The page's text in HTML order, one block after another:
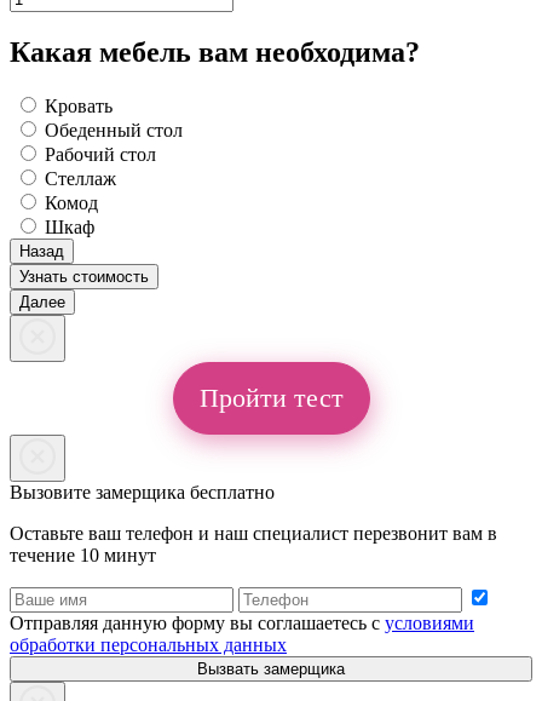
Какая мебель вам необходима?
Кровать
Обеденный стол
Рабочий стол
Стеллаж
Комод
Шкаф
Назад
Узнать стоимость
Далее
Пройти тест
Вызовите замерщика бесплатно
Оставьте ваш телефон и наш специалист перезвонит вам в
течение 10 минут
Отправляя данную форму вы соглашаетесь с условиями
обработки персональных данных
Вызвать замерщика